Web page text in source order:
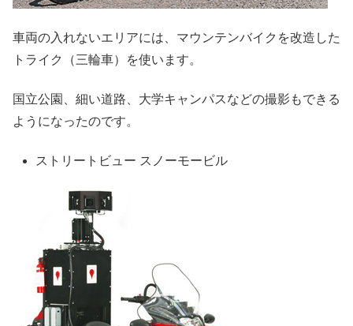
車両の入れないエリアには、マウンテンバイクを改造した
トライク（三輪車）を使います。
国立公園、細い道路、大学キャンパスなどの撮影もできる
ようになったのです。
ストリートビュー スノーモービル